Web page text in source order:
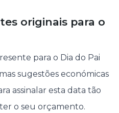
originais para o
para o Dia do Pai
sugestões económicas
assinalar esta data tão
o seu orçamento.